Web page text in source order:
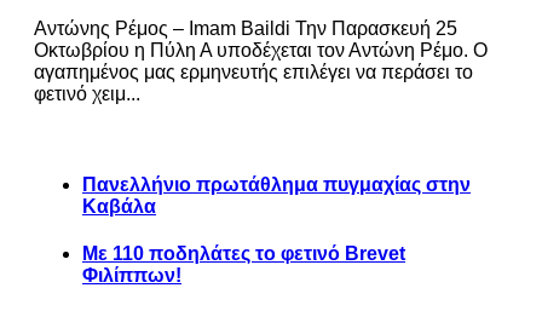
Αντώνης Ρέμος – Imam Baildi Την Παρασκευή 25
Οκτωβρίου η Πύλη Α υποδέχεται τον Αντώνη Ρέμο. Ο
αγαπημένος μας ερμηνευτής επιλέγει να περάσει το
φετινό χειμ...
Πανελλήνιο πρωτάθλημα πυγμαχίας στην
Καβάλα
Με 110 ποδηλάτες το φετινό Brevet
Φιλίππων!